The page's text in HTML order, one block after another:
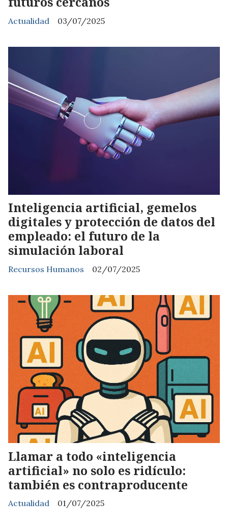
Actualidad 03/07/2025
Inteligencia artificial, gemelos
digitales y protección de datos del
empleado: el futuro de la
simulación laboral
Recursos Humanos 02/07/2025
Llamar a todo «inteligencia
artificial» no solo es ridículo:
también es contraproducente
Actualidad 01/07/2025